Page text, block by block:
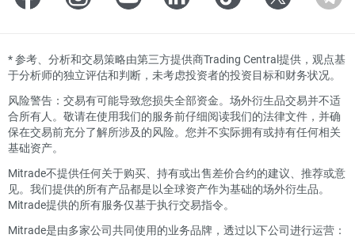
*参考、分析和交易策略由第三方提供商Trading Central提供，观点基
于分析师的独立评估和判断，未考虑投资者的投资目标和财务状况。
风险警告：交易有可能导致您损失全部资金。场外衍生品交易并不适
合所有人。敬请在使用我们的服务前仔细阅读我们的法律文件，并确
保在交易前充分了解所涉及的风险。您并不实际拥有或持有任何相关
基础资产。
Mitrade不提供任何关于购买、持有或出售差价合约的建议、推荐或意
见。我们提供的所有产品都是以全球资产作为基础的场外衍生品。
Mitrade提供的所有服务仅基于执行交易指令。
Mitrade是由多家公司共同使用的业务品牌，透过以下公司进行运营：